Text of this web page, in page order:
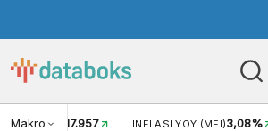
Makro
USD/IDR 17.957 INFLASI YOY (MEI)3,08%